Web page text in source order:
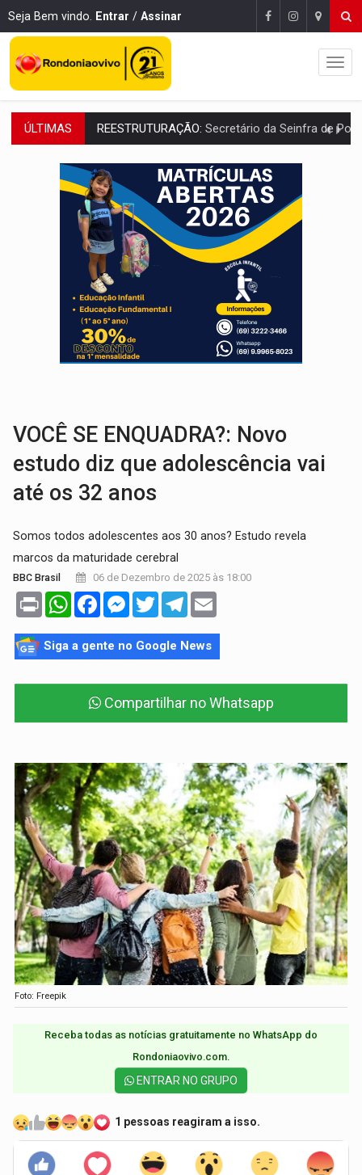
Seja Bem vindo. Entrar / Assinar
ÚLTIMAS REESTRUTURAÇÃO: Secretário da Seinfra de Porto Velho pede
SAÚDE INDÍGENA:Pirahã terão consultas e exames especializados durante
ECONOMIA:Dia dos pais deve movimentar R$ 8,5 bilhões e RO
DIA DOS PAIS:Bailarina da Praça organiza celebração gratuita
VÍDEO:Perseguição a embarcação no rio Madeira termina com
MEGA SENA: Prêmio acumula para R$ 165
Publicação Legal: AVISO DE LICITAÇÃO: PREGÃO ELETRÔNICO Nº
PROVA CONTÁBIL: UNNESA apresenta documentos e questiona
VOCÊ SE ENQUADRA?: Novo
estudo diz que adolescência vai
até os 32 anos
Somos todos adolescentes aos 30 anos? Estudo revela
marcos da maturidade cerebral
BBC Brasil 06 de Dezembro de 2025 às 18:00
Print WhatsAppFacebookMessenger
TwitterTelegram
Siga a gente no Google News
Compartilhar no Whatsapp
Foto: Freepik
Receba todas as notícias gratuitamente no WhatsApp do
Rondoniaovivo.com.​
ENTRAR NO GRUPO
1 pessoas reagiram a isso.